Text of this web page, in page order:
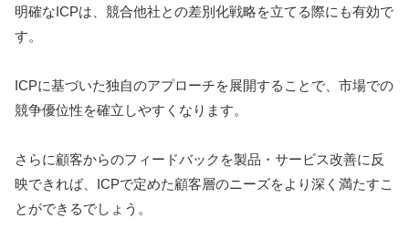
明確なICPは、競合他社との差別化戦略を立てる際にも有効で
す。
ICPに基づいた独自のアプローチを展開することで、市場での
競争優位性を確立しやすくなります。
さらに顧客からのフィードバックを製品・サービス改善に反
映できれば、ICPで定めた顧客層のニーズをより深く満たすこ
とができるでしょう。